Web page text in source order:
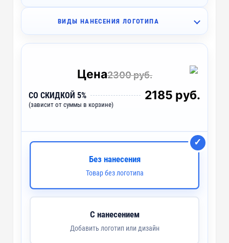
ВИДЫ НАНЕСЕНИЯ ЛОГОТИПА
I2 - Вышивка (10 цветов) ~ 4 дня
IO1 - Объёмная вышивка (10 цветов)
IB2 - Вышивка с застилом (10 цветов) ~ 4 дня
IB1 - Вышивка с застилом (10 цветов)
DTF3 - Печать DTF
Цена2300 руб.
СО СКИДКОЙ 5%
(зависит от суммы в корзине)
2185 руб.
Без нанесения
Товар без логотипа
С нанесением
Добавить логотип или дизайн